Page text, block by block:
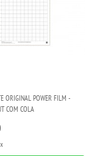
ORIGINAL POWER FILM -
COM COLA